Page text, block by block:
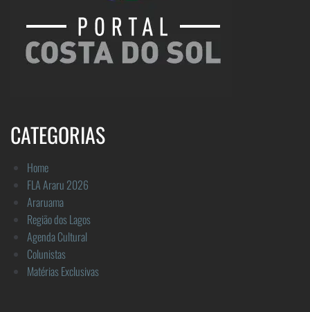
CATEGORIAS
Home
FLA Araru 2026
Araruama
Região dos Lagos
Agenda Cultural
Colunistas
Matérias Exclusivas